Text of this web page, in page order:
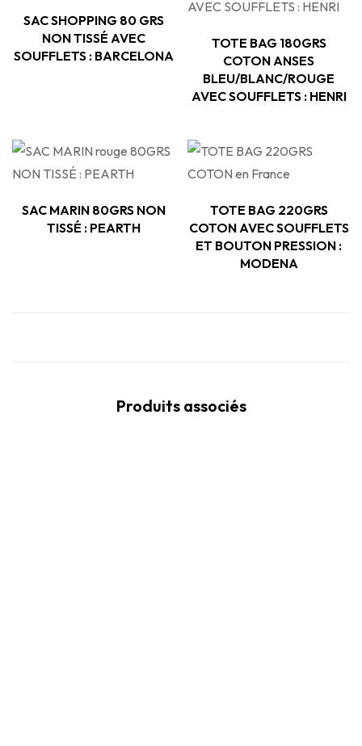
SAC SHOPPING 80 GRS
NON TISSÉ AVEC
SOUFFLETS : BARCELONA
TOTE BAG 180GRS
COTON ANSES
BLEU/BLANC/ROUGE
AVEC SOUFFLETS : HENRI
SAC MARIN 80GRS NON
TISSÉ : PEARTH
TOTE BAG 220GRS
COTON AVEC SOUFFLETS
ET BOUTON PRESSION :
MODENA
Produits associés